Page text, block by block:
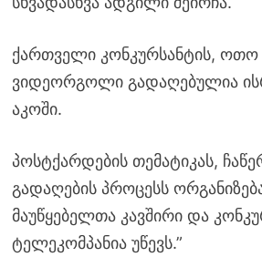
ქართველი კონკურსანტის, ოთო
ვიდეორგოლი გადაღებულია
აკოში.
პოსტქარდების თემატიკას,
გადაღების პროცესს
მაუწყებელთა კავშირი და
ტელეკომპანია უწევს.”